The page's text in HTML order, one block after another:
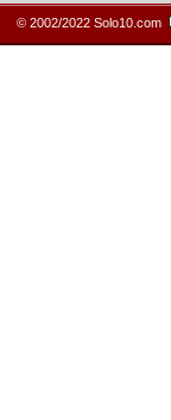
© 2002/2022 Solo10.com